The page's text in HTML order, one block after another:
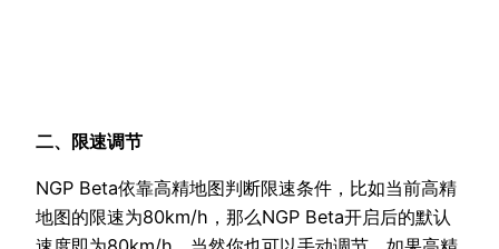
二、限速调节
NGP Beta依靠高精地图判断限速条件，比如当前高精
地图的限速为80km/h，那么NGP Beta开启后的默认